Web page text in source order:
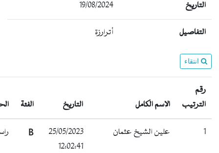
19/08/2024
أترارزة
انتقاء
الإسم الكامل التاريخ الحالة
علين الشيخ عثمان
25/05/2023
12:02:41
راسب